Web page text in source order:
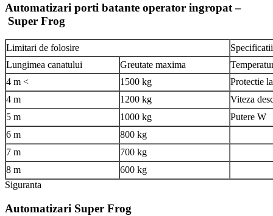
Automatizari porti batante operator ingropat –
Super Frog
Limitari de folosire
Lungimea canatului
Greutate maxima
4 m <
1500 kg
Protectie
4 m
1200 kg
Viteza
5 m
1000 kg
Putere W
6 m
800 kg
7 m
700 kg
8 m
600 kg
Siguranta
Automatizari Super Frog